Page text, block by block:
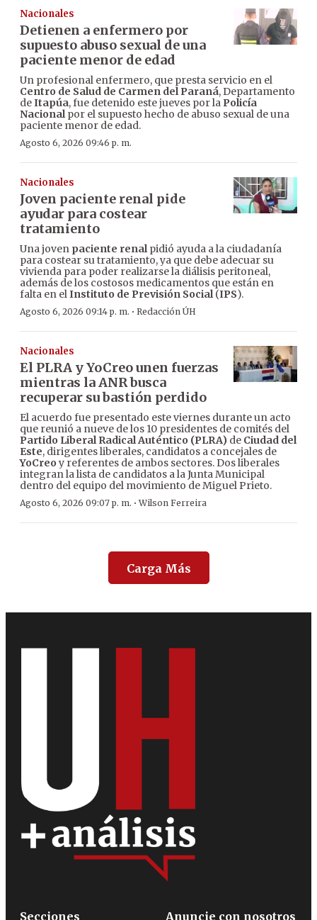
Nacionales
Detienen a enfermero por
supuesto abuso sexual de una
paciente menor de edad
Un profesional enfermero, que presta servicio en el
Centro de Salud de Carmen del Paraná, Departamento
deItapúa, fue detenido este jueves por la Policía
Nacionalpor el supuesto hecho de abuso sexual de una
paciente menor de edad.
Agosto 6, 2026 09:46 p. m.
Nacionales
Joven paciente renal pide
ayudar para costear
tratamiento
Una joven paciente renalpidió ayuda a la ciudadanía
para costear su tratamiento, ya que debe adecuar su
vivienda para poder realizarse la diálisis peritoneal,
además de los costosos medicamentos que están en
falta en elInstituto de Previsión Social(IPS).
Agosto 6, 2026 09:14 p. m. · Redacción ÚH
Nacionales
El PLRA y YoCreo unen fuerzas
mientras la ANR busca
recuperar su bastión perdido
El acuerdo fue presentado este viernes durante un acto
que reunió a nueve de los 10 presidentes de comités del
Partido Liberal Radical Auténtico (PLRA) de Ciudad del
Este, dirigentes liberales, candidatos a concejales de
YoCreo y referentes de ambos sectores. Dos liberales
integran la lista de candidatos a la Junta Municipal
dentro del equipo del movimiento de Miguel Prieto.
Agosto 6, 2026 09:07 p. m. ·Wilson Ferreira
Carga Más
Secciones
Anuncie con nosotros